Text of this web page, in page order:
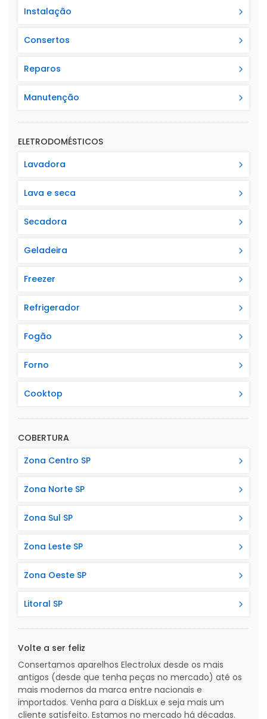
Instalação
Consertos
Reparos
Manutenção
ELETRODOMÉSTICOS
Lavadora
Lava e seca
Secadora
Geladeira
Freezer
Refrigerador
Fogão
Forno
Cooktop
COBERTURA
Zona Centro SP
Zona Norte SP
Zona Sul SP
Zona Leste SP
Zona Oeste SP
Litoral SP
Volte a ser feliz
Consertamos aparelhos Electrolux desde os mais
antigos (desde que tenha peças no mercado) até os
mais modernos da marca entre nacionais e
importados. Venha para a DiskLux e seja mais um
cliente satisfeito. Estamos no mercado há décadas.